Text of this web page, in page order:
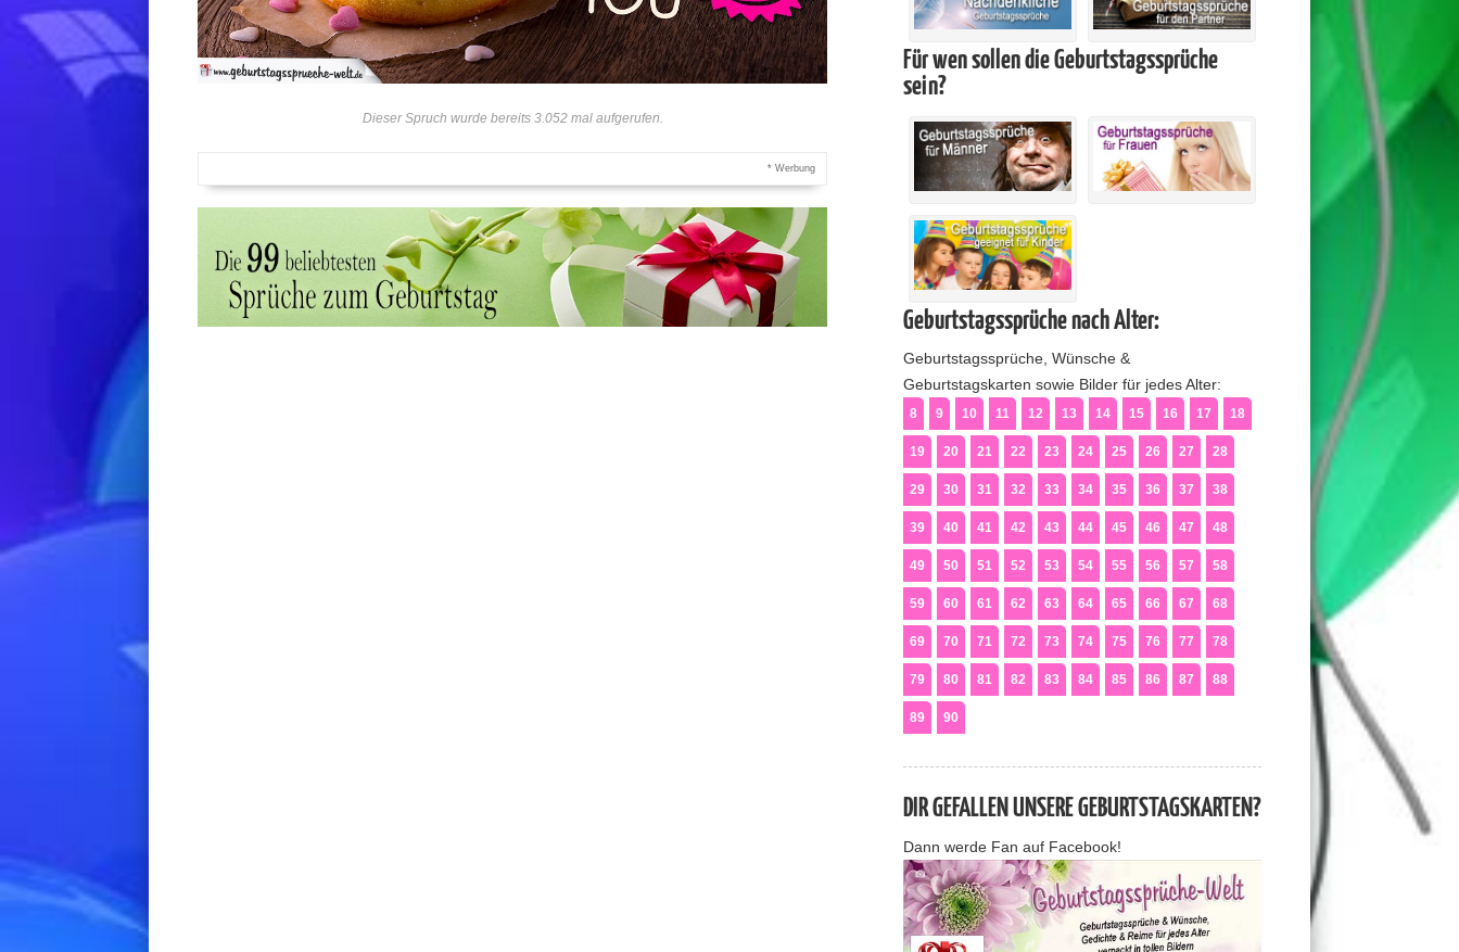
Dieser Spruch wurde bereits 3.052 mal aufgerufen.
* Werbung
Für wen sollen die Geburtstagssprüche
sein?
Geburtstagssprüche nach Alter:
Geburtstagssprüche, Wünsche &
Geburtstagskarten sowie Bilder für jedes Alter:
8 9 10 11 12 13 14 15 16 17 18
19 20 21 22 23 24 25 26 27 28
29 30 31 32 33 34 35 36 37 38
39 40 41 42 43 44 45 46 47 48
49 50 51 52 53 54 55 56 57 58
59 60 61 62 63 64 65 66 67 68
69 70 71 72 73 74 75 76 77 78
79 80 81 82 83 84 85 86 87 88
89 90
DIR GEFALLEN UNSERE GEBURTSTAGSKARTEN?
Dann werde Fan auf Facebook!